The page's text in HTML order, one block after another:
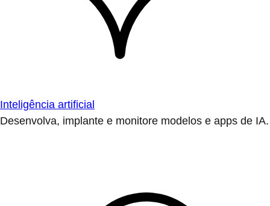
Inteligência artificial
Desenvolva, implante e monitore modelos e apps de IA.